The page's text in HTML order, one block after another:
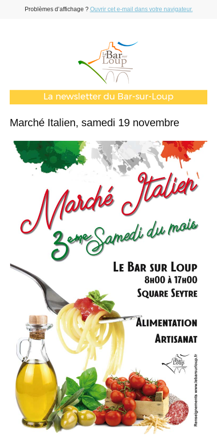
Problèmes d’affichage ? Ouvrir cet e-mail dans votre navigateur.
Marché Italien, samedi 19 novembre